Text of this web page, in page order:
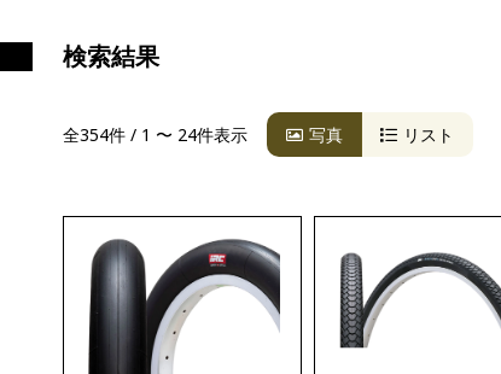
検索結果
全354件 / 1 〜 24件表示 写真 リスト